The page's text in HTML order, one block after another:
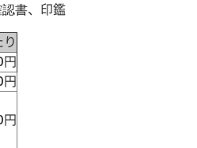
認書、 印鑑